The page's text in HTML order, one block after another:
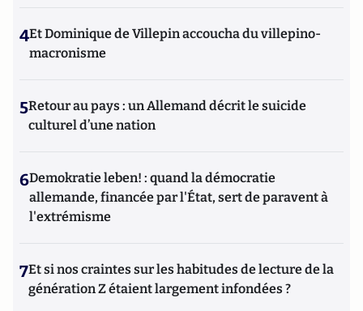
4Et Dominique de Villepin accoucha du villepino-
macronisme
5Retour au pays : un Allemand décrit le suicide
culturel d’une nation
6Demokratie leben! : quand la démocratie
allemande, financée par l'État, sert de paravent à
l'extrémisme
7Et si nos craintes sur les habitudes de lecture de la
génération Z étaient largement infondées ?